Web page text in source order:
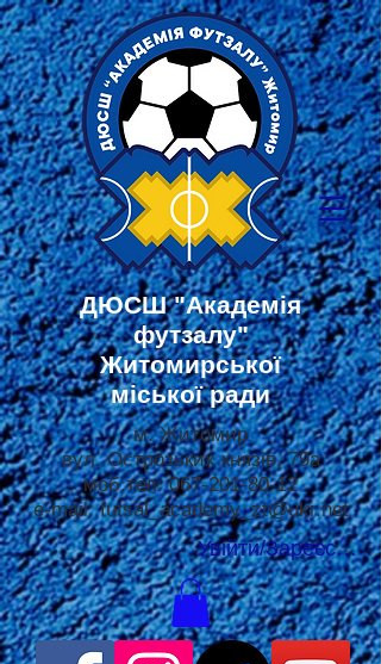
ДЮСШ"Академія
футзалу"
Житомирської
міської ради
Увійти/
м. Житомир
вул. Острозьких князів, 79а
моб.тел:067-201-80-12
e-mail:futsal_academy_zt@ukr.net